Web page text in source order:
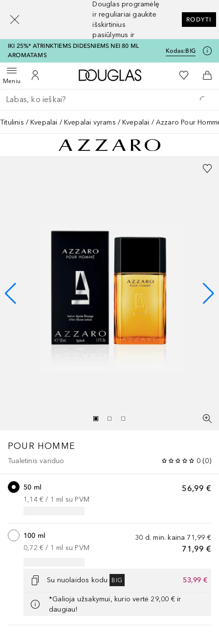
Douglas programėlę
ir reguliariai gaukite
išskirtinius
pasiūlymus ir
nuolaidas
RODYTI
IKI 25%* ATRINKTIEMS DIDESNIEMS NEI 80 ML
AROMATAMS
Kodas:BIG
MeniuAtidaryti meniuĮ mano paskyrą
Į Douglas pagrindinį
Į mano
Į
Grįžk atgal
Vykdykite paiešką
Titulinis Kvepalai Kvepalai vyrams Kvepalai Azzaro Pour
POUR HOMME
Tualetinis vanduo 0 (0)
56,99 €
50 ml
1,14 € / 1 ml su PVM
30 d. min. kaina 71,99 €
71,99 €
100 ml
0,72 € / 1 ml su PVM
Su nuolaidos kodu BIG 53,99 €
*Galioja užsakymui, kurio vertė 29,00 € ir
daugiau!
[navigation.slideout.screenreader]